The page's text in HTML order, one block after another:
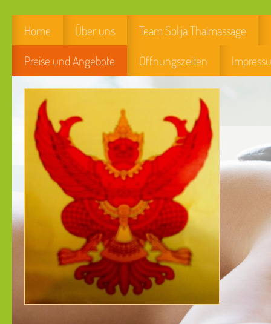
Home Über uns Team Solija Thaimassage
Preise und Angebote
Öffnungszeiten